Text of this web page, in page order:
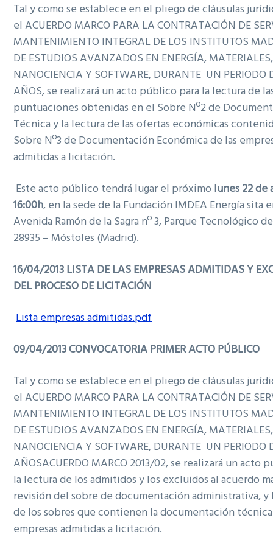
Tal y como se establece en el pliego de cláusulas
el ACUERDO MARCO PARA LA CONTRATACIÓN DE
MANTENIMIENTO INTEGRAL DE LOS INSTITUTOS
DE ESTUDIOS AVANZADOS EN ENERGÍA, MATERIALES,
NANOCIENCIA Y SOFTWARE, DURANTE UN PERIODO
AÑOS, se realizará un acto público para la lectura de
puntuaciones obtenidas en el Sobre Nº2 de
Técnica y la lectura de las ofertas económicas
Sobre Nº3 de Documentación Económica de las
admitidas a licitación.
Este acto público tendrá lugar el próximo lunes 22 de
16:00h, en la sede de la Fundación IMDEA Energía sita
Avenida Ramón de la Sagra nº 3, Parque Tecnológico
28935 – Móstoles (Madrid).
16/04/2013 LISTA DE LAS EMPRESAS ADMITIDAS Y
DEL PROCESO DE LICITACIÓN
Lista empresas admitidas.pdf
09/04/2013 CONVOCATORIA PRIMER ACTO PÚBLICO
Tal y como se establece en el pliego de cláusulas
el ACUERDO MARCO PARA LA CONTRATACIÓN DE
MANTENIMIENTO INTEGRAL DE LOS INSTITUTOS
DE ESTUDIOS AVANZADOS EN ENERGÍA, MATERIALES,
NANOCIENCIA Y SOFTWARE, DURANTE UN PERIODO
AÑOSACUERDO MARCO 2013/02, se realizará un acto
la lectura de los admitidos y los excluidos al acuerdo
revisión del sobre de documentación administrativa, y
de los sobres que contienen la documentación
empresas admitidas a licitación.